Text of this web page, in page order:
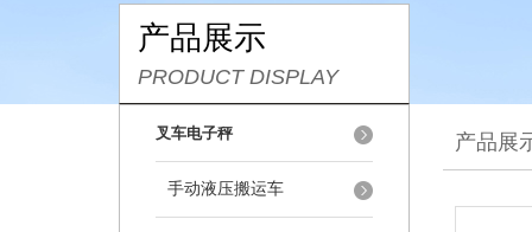
产品展示
PRODUCT DISPLAY
叉车电子秤
手动液压搬运车
产品展